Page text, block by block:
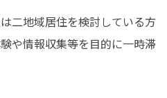
二地域居住を検討している方
や情報収集等を目的に一時滞